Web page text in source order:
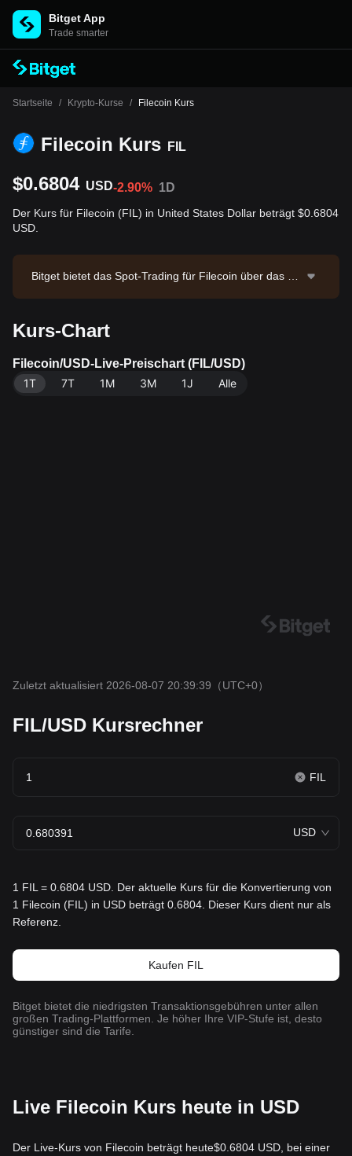
Bitget App
Trade smarter
Startseite / Krypto-Kurse / Filecoin Kurs
Filecoin Kurs FIL
$0.6804 USD-2.90% 1D
Der Kurs für Filecoin (FIL) in United States Dollar beträgt $0.6804
USD.
Bitget bietet das Spot-Trading für Filecoin über das Ha
umen von $258,834.62. Filecoin hat eine Marktkapitali
ngebot von 817.73M FIL. Datenquelle: Bitget-Börse. Z
uletzt aktualisiert: 2026-08-07 20:39:39.
Kurs-Chart
Filecoin/USD-Live-Preischart (FIL/USD)
1T
7T 1M 3M 1J Alle
Zuletzt aktualisiert 2026-08-07 20:39:39 （UTC+0）
FIL/USD Kursrechner
FIL
USD
1 FIL = 0.6804 USD. Der aktuelle Kurs für die Konvertierung von
1 Filecoin (FIL) in USD beträgt 0.6804. Dieser Kurs dient nur als
Referenz.
Kaufen FIL
Bitget bietet die niedrigsten Transaktionsgebühren unter allen
großen Trading-Plattformen. Je höher Ihre VIP-Stufe ist, desto
günstiger sind die Tarife.
Live Filecoin Kurs heute in USD
Der Live-Kurs von Filecoin beträgt heute$0.6804 USD, bei einer